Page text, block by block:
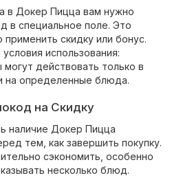
в Докер Пицца вам нужно
в специальное поле. Это
скидку или бонус.
использования:
действовать только в
на определенные блюда.
на Скидку
наличие Докер Пицца
тем, как завершить покупку.
сэкономить, особенно
несколько блюд.